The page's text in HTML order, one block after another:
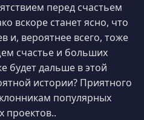
перед счастьем
вскоре станет ясно, что
и, вероятнее всего, тоже
счастье и больших
будет дальше в этой
истории? Приятного
популярных
проектов..